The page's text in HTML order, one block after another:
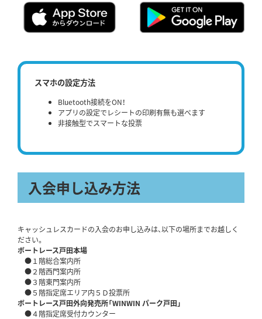
スマホの設定方法
Bluetooth接続をON！
アプリの設定でレシートの印刷有無も選べます
非接触型でスマートな投票
入会申し込み方法
キャッシュレスカードの入会のお申し込みは、以下の場所までお越しく
ださい。
ボートレース戸田本場
●１階総合案内所
●２階西門案内所
●３階東門案内所
●５階指定席エリア内５Ｄ投票所
ボートレース戸田外向発売所「WINWIN パーク戸田」
●４階指定席受付カウンター